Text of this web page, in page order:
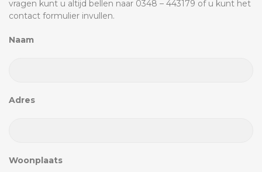
vragen kunt u altijd bellen naar 0348 – 443179 of u kunt het
contact formulier invullen.
Naam
Adres
Woonplaats